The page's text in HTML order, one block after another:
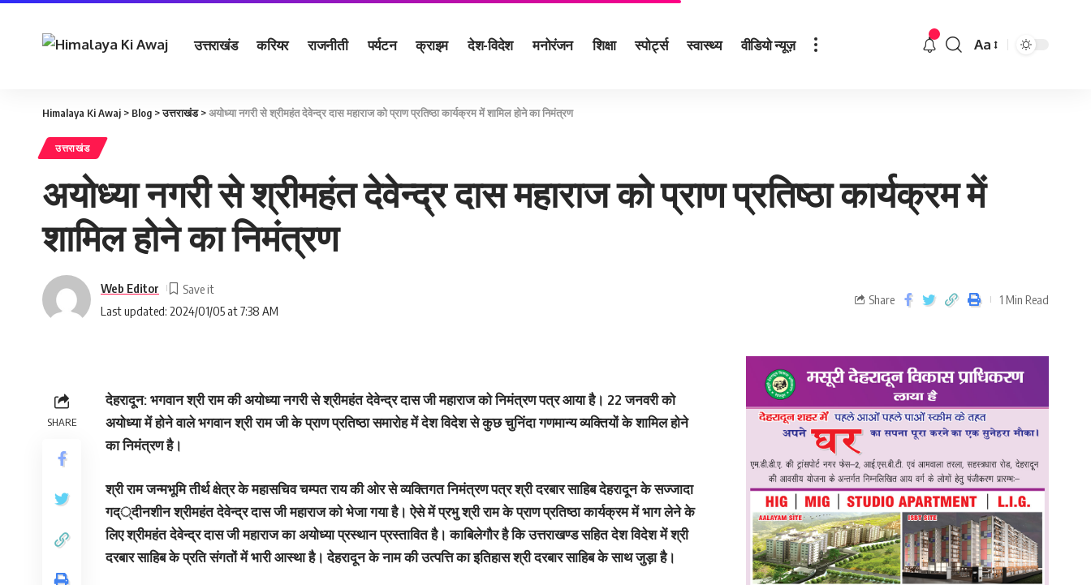
उत्तराखंड करियर राजनीती पर्यटन क्राइम देश-विदेश मनोरंजन शिक्षा स्पोर्ट्स स्वास्थ्य वीडियो न्यूज़ Aa
Himalaya Ki Awaj > Blog >उत्तराखंड>अयोध्या नगरी से श्रीमहंत देवेन्द्र दास महाराज को प्राण प्रतिष्ठा कार्यक्रम में शामिल होने का निमंत्रण
उत्तराखंड
अयोध्या नगरी से श्रीमहंत देवेन्द्र दास महाराज को प्राण प्रतिष्ठा कार्यक्रम में
शामिल होने का निमंत्रण
Last updated: 2024/01/05 at 7:38 AM
Web Editor
Share 1 Min Read
SHARE
देहरादून: भगवान श्री राम की अयोध्या नगरी से श्रीमहंत देवेन्द्र दास जी महाराज को निमंत्रण पत्र आया है। 22 जनवरी को
अयोध्या में होने वाले भगवान श्री राम जी के प्राण प्रतिष्ठा समारोह में देश विदेश से कुछ चुनिंदा गणमान्य व्यक्तियों के शामिल होने
का निमंत्रण है।
श्री राम जन्मभूमि तीर्थ क्षेत्र के महासचिव चम्पत राय की ओर से व्यक्तिगत निमंत्रण पत्र श्री दरबार साहिब देहरादून के सज्जादा
गद््दीनशीन श्रीमहंत देवेन्द्र दास जी महाराज को भेजा गया है। ऐसे में प्रभु श्री राम के प्राण प्रतिष्ठा कार्यक्रम में भाग लेने के
लिए श्रीमहंत देवेन्द्र दास जी महाराज का अयोध्या प्रस्थान प्रस्तावित है। काबिलेगौर है कि उत्तराखण्ड सहित देश विदेश में श्री
दरबार साहिब के प्रति संगतों में भारी आस्था है। देहरादून के नाम की उत्पत्ति का इतिहास श्री दरबार साहिब के साथ जुड़ा है।